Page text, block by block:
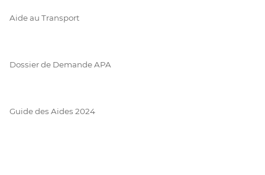
Aide au Transport
Dossier de Demande APA
Guide des Aides 2024